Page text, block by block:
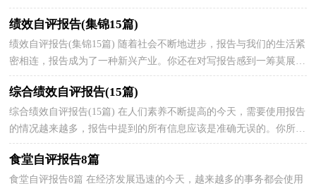
告吗？下面是小编整理的幼儿园自评报告，欢迎阅读与...
绩效自评报告(集锦15篇)
绩效自评报告(集锦15篇) 随着社会不断地进步，报告与我们的生活紧
密相连，报告成为了一种新兴产业。你还在对写报告感到一筹莫展
吗？下面是小编整理的绩效自评报告，欢迎大家分享。...
综合绩效自评报告(15篇)
综合绩效自评报告(15篇) 在人们素养不断提高的今天，需要使用报告
的情况越来越多，报告中提到的所有信息应该是准确无误的。你所见
过的报告是什么样的呢？下面是小编整理的综合绩...
食堂自评报告8篇
食堂自评报告8篇 在经济发展迅速的今天，越来越多的事务都会使用